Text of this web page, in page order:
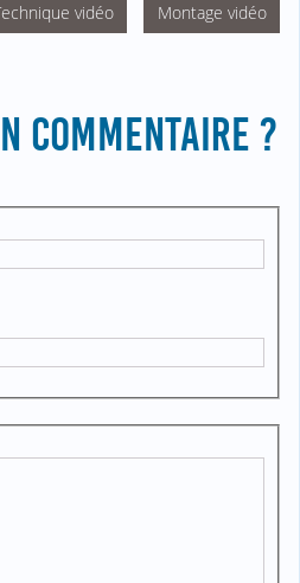
vidéo Montage vidéo
COMMENTAIRE ?